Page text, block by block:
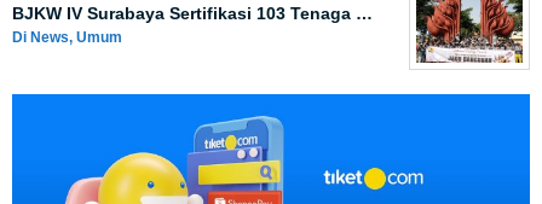
BJKW IV Surabaya Sertifikasi 103 Tenaga …
Di News, Umum